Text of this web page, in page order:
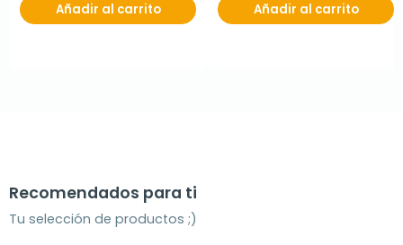
Añadir al carrito Añadir al carrito
Recomendados para ti
Tu selección de productos ;)